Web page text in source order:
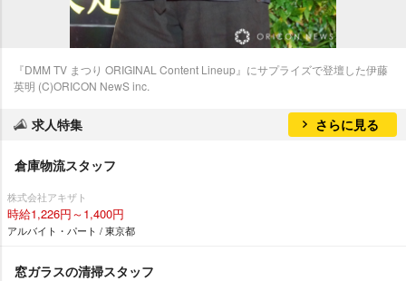
『DMM TV まつり ORIGINAL Content Lineup』にサプライズで登壇した伊藤
英明 (C)ORICON NewS inc.
求人特集 さらに見る
倉庫物流スタッフ
株式会社アキザト
時給1,226円～1,400円
アルバイト・パート / 東京都
窓ガラスの清掃スタッフ